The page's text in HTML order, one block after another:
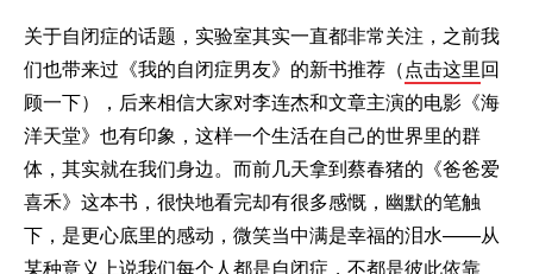
关于自闭症的话题，实验室其实一直都非常关注，之前我
们也带来过《我的自闭症男友》的新书推荐（点击这里回
顾一下），后来相信大家对李连杰和文章主演的电影《海
洋天堂》也有印象，这样一个生活在自己的世界里的群
体，其实就在我们身边。而前几天拿到蔡春猪的《爸爸爱
喜禾》这本书，很快地看完却有很多感慨，幽默的笔触
下，是更心底里的感动，微笑当中满是幸福的泪水——从
某种意义上说我们每个人都是自闭症，不都是彼此依靠